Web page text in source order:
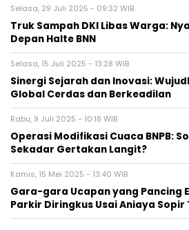
Selasa, 29 Juli 2025 - 09:32 WIB
Truk Sampah DKI Libas Warga:
Depan Halte BNN
Selasa, 15 Juli 2025 - 13:28 WIB
Sinergi Sejarah dan Inovasi:
Global Cerdas dan Berkeadilan
Rabu, 9 Juli 2025 - 10:18 WIB
Operasi Modifikasi Cuaca BNPB:
Sekadar Gertakan Langit?
Kamis, 15 Mei 2025 - 13:40 WIB
Gara-gara Ucapan yang Pancing
Parkir Diringkus Usai Aniaya Sopir